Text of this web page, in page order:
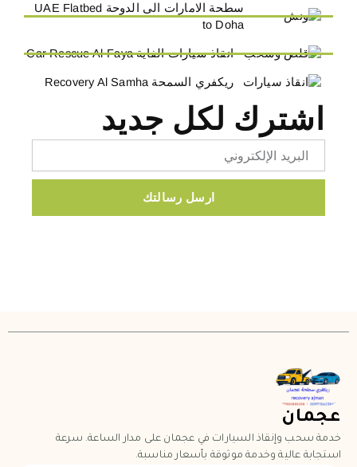
سطحة الامارات الى الدوحة UAE Flatbed
to Doha
انقاذ سيارات الفاية Car Rescue Al-Faya
ريكفري السمحة Recovery Al Samha
اشترك لكل جديد
ارسل رسالتك
عجمان
خدمة سحب وإنقاذ السيارات في عجمان على مدار الساعة. سرعة
استجابة عالية وخدمة موثوقة بأسعار مناسبة.